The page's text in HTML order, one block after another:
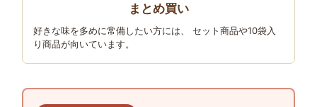
まとめ買い
好きな味を多めに常備したい方には、 セット商品や10袋入
り商品が向いています。